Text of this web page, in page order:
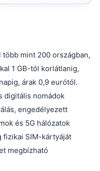
mint 200 országban,
1 GB-tól korlátlanig,
árak 0,9 eurótól.
digitális nomádok
engedélyezett
és 5G hálózatok
fizikai SIM-kártyáját
megbízható